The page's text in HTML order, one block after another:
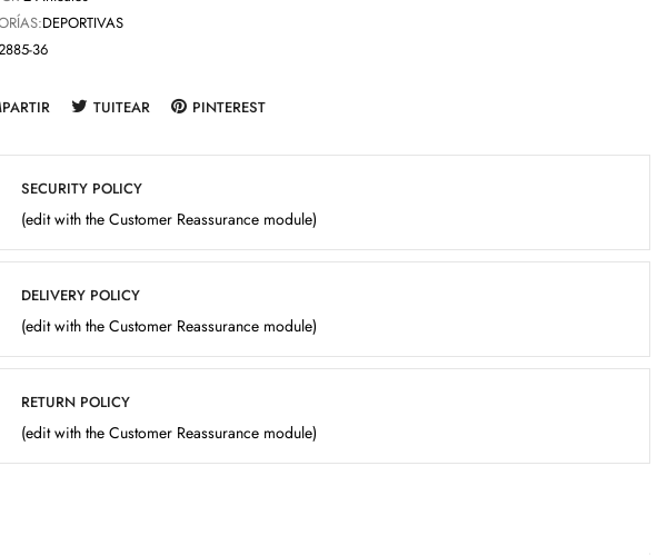
DEPORTIVAS
36
TUITEAR PINTEREST
SECURITY POLICY
(edit with the Customer Reassurance module)
DELIVERY POLICY
(edit with the Customer Reassurance module)
RETURN POLICY
(edit with the Customer Reassurance module)